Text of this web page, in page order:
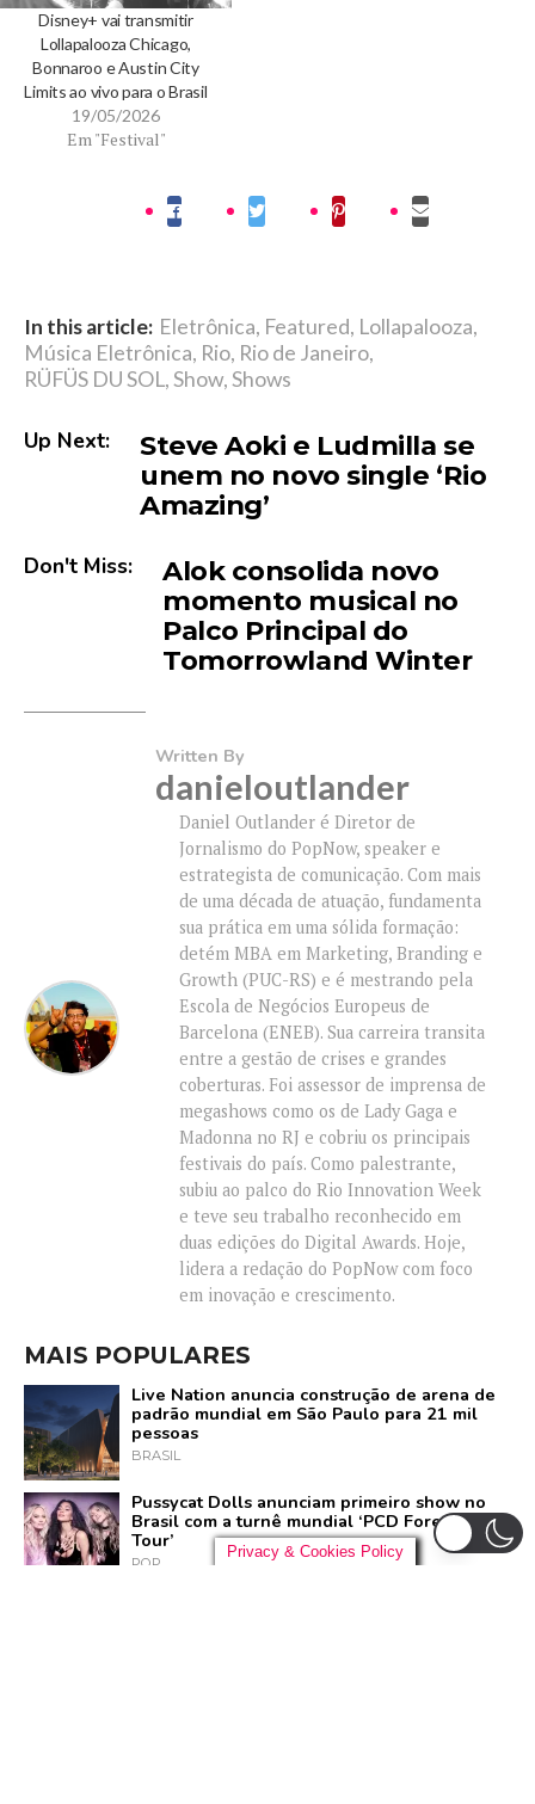
Disney+ vai transmitir
Lollapalooza Chicago,
Bonnaroo e Austin City
Limits ao vivo para o Brasil
19/05/2026
Em "Festival"
In this article: Eletrônica, Featured, Lollapalooza,
Música Eletrônica, Rio, Rio de Janeiro,
RÜFÜS DU SOL,Show,Shows
Up Next:
Steve Aoki e Ludmilla se
unem no novo single ‘Rio
Amazing’
Don't Miss:
Alok consolida novo
momento musical no
Palco Principal do
Tomorrowland Winter
Written By
danieloutlander
Daniel Outlander é Diretor de
Jornalismo do PopNow, speaker e
estrategista de comunicação. Com mais
de uma década de atuação, fundamenta
sua prática em uma sólida formação:
detém MBA em Marketing, Branding e
Growth (PUC-RS) e é mestrando pela
Escola de Negócios Europeus de
Barcelona (ENEB). Sua carreira transita
entre a gestão de crises e grandes
coberturas. Foi assessor de imprensa de
megashows como os de Lady Gaga e
Madonna no RJ e cobriu os principais
festivais do país. Como palestrante,
subiu ao palco do Rio Innovation Week
e teve seu trabalho reconhecido em
duas edições do Digital Awards. Hoje,
lidera a redação do PopNow com foco
em inovação e crescimento.
MAIS POPULARES
Live Nation anuncia construção de arena de
padrão mundial em São Paulo para 21 mil
pessoas
BRASIL
Pussycat Dolls anunciam primeiro show no
Brasil com a turnê mundial ‘PCD Forever
Tour’
POP
Privacy & Cookies Policy